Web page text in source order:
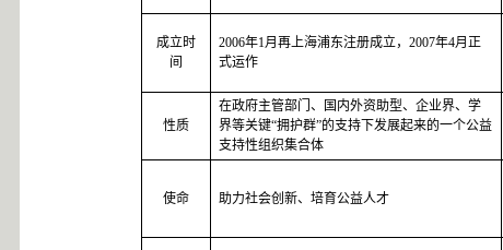
成立时
间
2006年1月再上海浦东注册成立， 2007年4月正
式运作
性质
在政府主管部门、国内外资助型、企业界、学
界等关键“拥护群”的支持下发展起来的一个公益
支持性组织集合体
使命 助力社会创新、培育公益人才